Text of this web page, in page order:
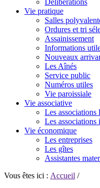
Délibérations
Vie pratique
Salles
Ordures et tri
Assainissement
Informations
Nouveaux
Les Aînés
Service public
Numéros utiles
Vie paroissiale
Vie associative
Les associations
Les associations
Vie économique
Les entreprises
Les gîtes
Assistantes
Vous êtes ici : Accueil /